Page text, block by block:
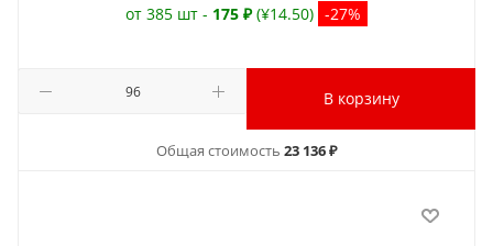
от 385 шт - 175 ₽ (¥14.50) -27%
В корзину
Общая стоимость 23 136 ₽